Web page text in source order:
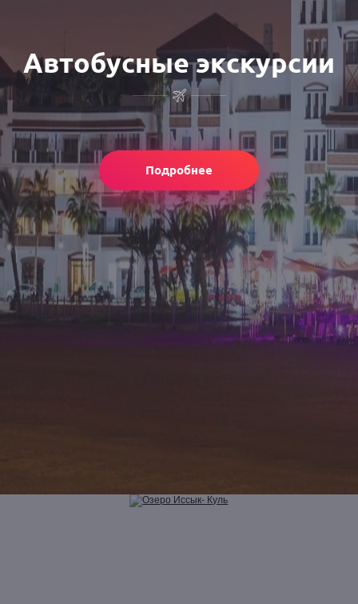
Автобусные экскурсии
Подробнее